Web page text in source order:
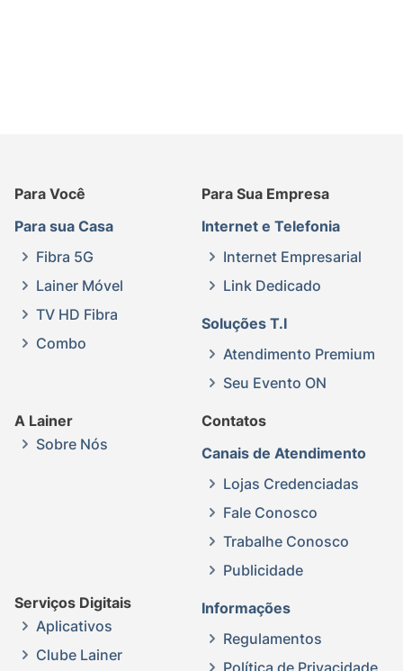
Para Você
Para sua Casa
Fibra 5G
Lainer Móvel
TV HD Fibra
Combo
Para Sua Empresa
Internet e Telefonia
Internet Empresarial
Link Dedicado
Soluções T.I
Atendimento Premium
Seu Evento ON
A Lainer
Sobre Nós
Contatos
Canais de Atendimento
Lojas Credenciadas
Fale Conosco
Trabalhe Conosco
Publicidade
Informações
Regulamentos
Política de Privacidade
Serviços Digitais
Aplicativos
Clube Lainer